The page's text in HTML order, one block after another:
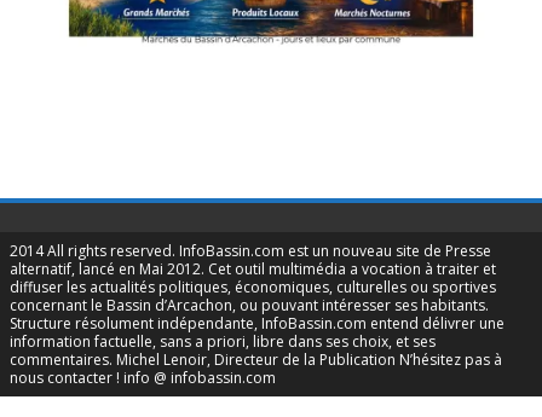
2014 All rights reserved. InfoBassin.com est un nouveau site de Presse
alternatif, lancé en Mai 2012. Cet outil multimédia a vocation à traiter et
diffuser les actualités politiques, économiques, culturelles ou sportives
concernant le Bassin d’Arcachon, ou pouvant intéresser ses habitants.
Structure résolument indépendante, InfoBassin.com entend délivrer une
information factuelle, sans a priori, libre dans ses choix, et ses
commentaires. Michel Lenoir, Directeur de la Publication N’hésitez pas à
nous contacter ! info @ infobassin.com